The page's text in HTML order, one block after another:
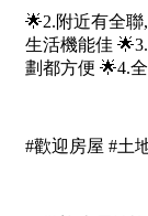
售價